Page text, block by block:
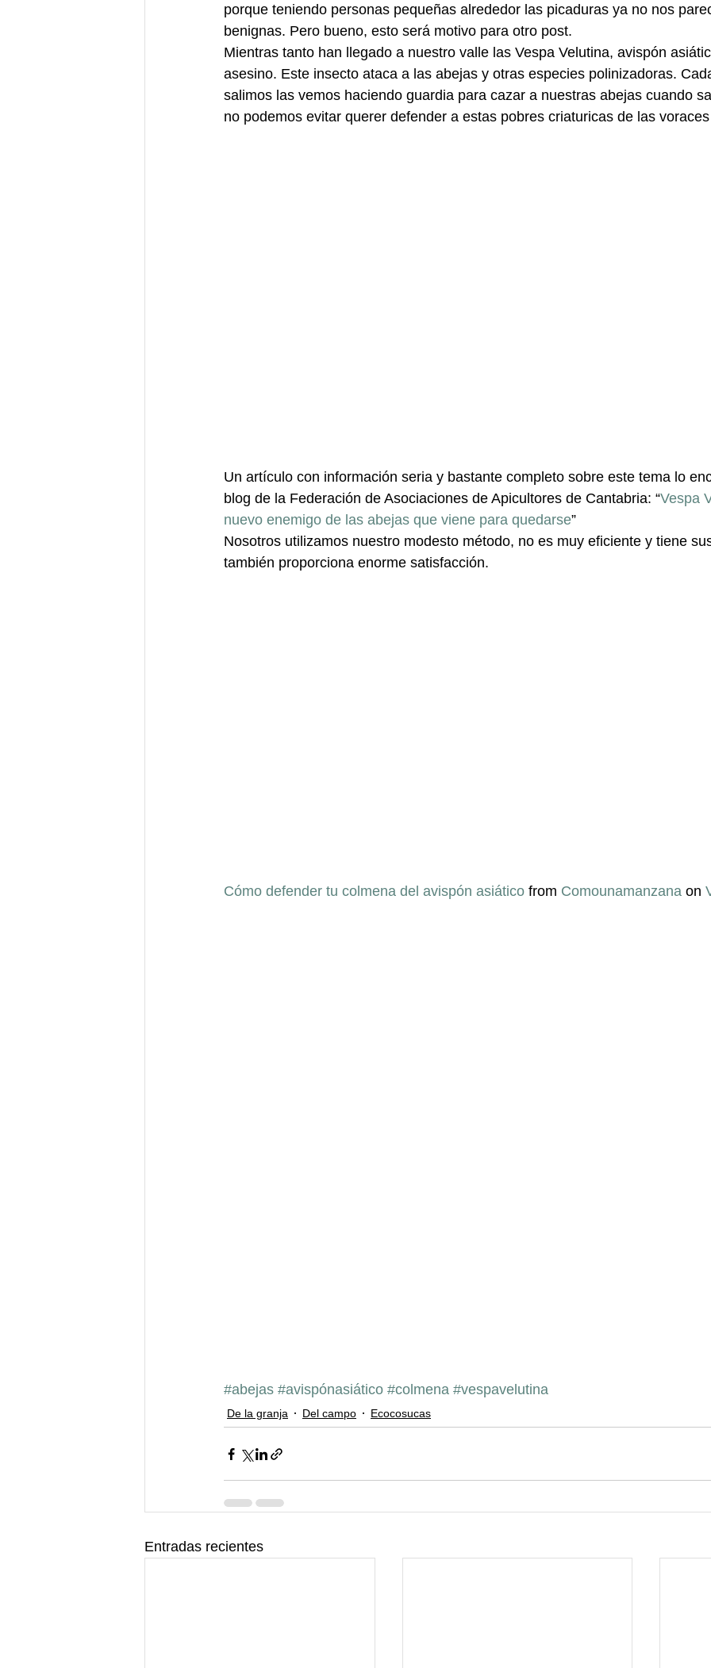
porque teniendo personas pequeñas alrededor las picaduras ya no nos
benignas. Pero bueno, esto será motivo para otro post.
Mientras tanto han llegado a nuestro valle las Vespa Velutina, avispón
asesino. Este insecto ataca a las abejas y otras especies polinizadoras.
salimos las vemos haciendo guardia para cazar a nuestras abejas cuando
no podemos evitar querer defender a estas pobres criaturicas de las
Un artículo con información seria y bastante completo sobre este tema lo
blog de la Federación de Asociaciones de Apicultores de Cantabria: “Vespa
nuevo enemigo de las abejas que viene para quedarse”
Nosotros utilizamos nuestro modesto método, no es muy eficiente y tiene
también proporciona enorme satisfacción.
Cómo defender tu colmena del avispón asiático from Comounamanzana on
#abejas #avispónasiático #colmena #vespavelutina
De la granja Del campo Ecocosucas
Entradas recientes